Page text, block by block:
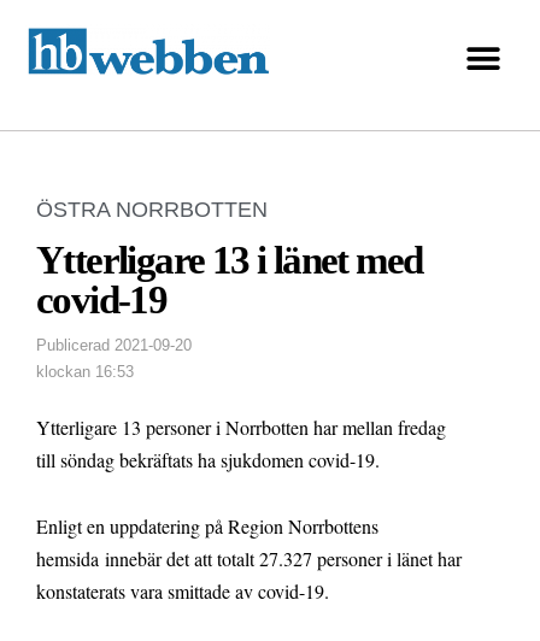
ÖSTRA NORRBOTTEN
Ytterligare 13 i länet med
covid-19
Publicerad 2021-09-20
klockan 16:53
Ytterligare 13 personer i Norrbotten har mellan fredag
till söndag bekräftats ha sjukdomen covid-19.
Enligt en uppdatering på Region Norrbottens
hemsida innebär det att totalt 27.327 personer i länet har
konstaterats vara smittade av covid-19.